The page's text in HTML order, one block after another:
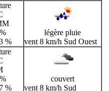
%
légère pluie
vent 8 km/h Sud Ouest
%
couvert
vent 8 km/h Sud